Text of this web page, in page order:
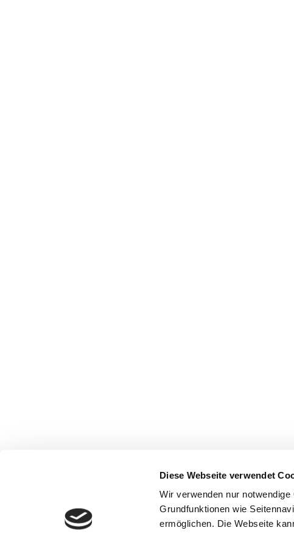
Diese Webseite verwendet
Wir verwenden nur
Grundfunktionen wie
ermöglichen. Die Webseite